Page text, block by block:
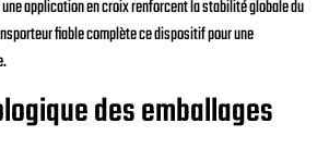
application en croix renforcent la stabilité globale du
fiable complète ce dispositif pour une
des emballages